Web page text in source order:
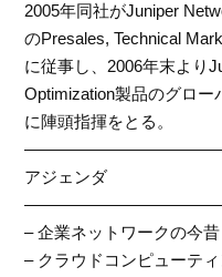
2005年同社がJuniper
のPresales, Technical
に従事し、2006年末より
Optimization製品のグロー
に陣頭指揮をとる。
アジェンダ
– 企業ネットワークの今昔
– クラウドコンピューテ